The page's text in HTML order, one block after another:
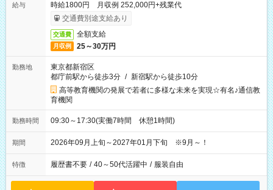
給与
時給1800円 月収例 252,000円+残業代
交通費別途支給あり
交通費 全額支給
月収例 25～30万円
勤務地
東京都新宿区
都庁前駅から徒歩3分 / 新宿駅から徒歩10分
高等教育機関の発展で若者に多様な未来を実現☆有名♪通信教
育機関
勤務時間 09:30～17:30(実働7時間 休憩1時間)
期間 2026年09月上旬～2027年01月下旬 ※9月～！
特徴 履歴書不要 / 40～50代活躍中 / 服装自由